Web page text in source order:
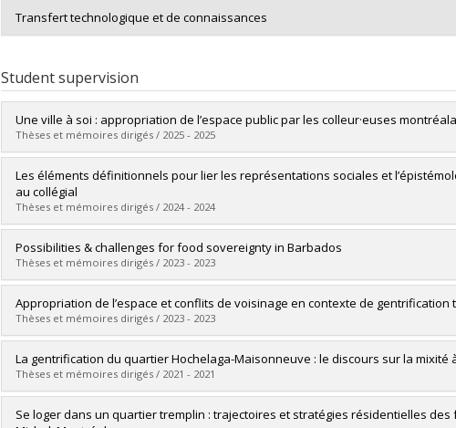
Transfert technologique et de connaissances
Student supervision
Une ville à soi : appropriation de l’espace public par les colleur·euses
Thèses et mémoires dirigés / 2025 - 2025
Graduate :Fighiera, Juliette
Cycle :Master's
Grade :M. Sc.
Lien vers le document dans Papyrus
Les éléments définitionnels pour lier les représentations sociales et
au collégial
Thèses et mémoires dirigés / 2024 - 2024
Graduate : Mireault-Lalancette, Colin
Cycle : Master's
Grade :M. Sc.
Lien vers le document dans Papyrus
Possibilities & challenges for food sovereignty in Barbados
Thèses et mémoires dirigés / 2023 - 2023
Graduate :Fortin, Cloé
Cycle : Master's
Grade :M. Sc.
Lien vers le document dans Papyrus
Appropriation de l’espace et conflits de voisinage en contexte de
Thèses et mémoires dirigés / 2023 - 2023
Graduate :Sadki, Aba
Cycle : Doctoral
Grade :Ph. D.
Lien vers le document dans Papyrus
La gentrification du quartier Hochelaga-Maisonneuve : le discours sur la mixité
Thèses et mémoires dirigés / 2021 - 2021
Graduate :Nastase, Iulia
Se loger dans un quartier tremplin : trajectoires et stratégies résidentielles des